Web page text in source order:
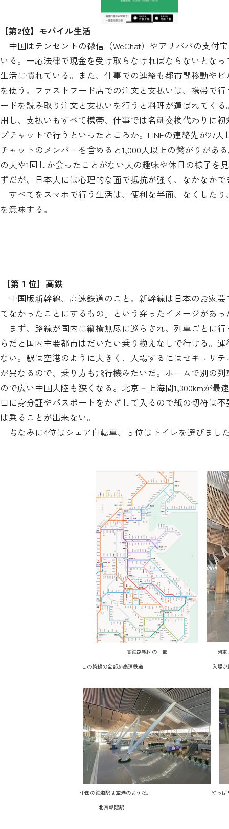
【第2位】モバイル生活
中国はテンセントの微信（WeChat）やアリババの支付
いる。一応法律で現金を受け取らなければならないとな
生活に慣れている。また、仕事での連絡も都市間移動や
を使う。ファストフード店での注文と支払いは、携帯で
ードを読み取り注文と支払いを行うと料理が運ばれてく
用し、支払いもすべて携帯、仕事では名刺交換代わりに
プチャットで行うといったところか。LINEの連絡先が27
チャットのメンバーを含めると1,000人以上の繋がりがあ
の人や1回しか会ったことがない人の趣味や休日の様子を
ずだが、日本人には心理的な面で抵抗が強く、なかなか
すべてをスマホで行う生活は、便利な半面、なくした
を意味する。
【第１位】高鉄
中国版新幹線、高速鉄道のこと。新幹線は日本のお家
てなかったことにするもの」という穿ったイメージがあ
まず、路線が国内に縦横無尽に巡らされ、列車ごとに
らだと国内主要都市はだいたい乗り換えなしで行ける。
ない。駅は空港のように大きく、入場するにはセキュリ
が異なるので、乗り方も飛行機みたいだ。ホームで別の
ので広い中国大陸も狭くなる。北京－上海間1,300kmが最
口に身分証やパスポートをかざして入るので紙の切符は
は乗ることが出来ない。
ちなみに4位はシェア自転車、５位はトイレを選びまし
高鉄路線図の一部 列車ごとに
この路線の全部が高速鉄道 入場が締め
中国の鉄道駅は空港のようだ。 やっぱり新
北京朝陽駅